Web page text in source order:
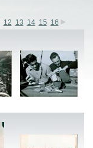
12 13 14 15 16